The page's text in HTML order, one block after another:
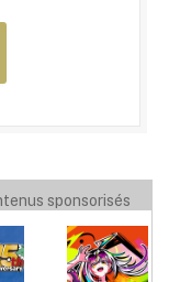
sponsorisés